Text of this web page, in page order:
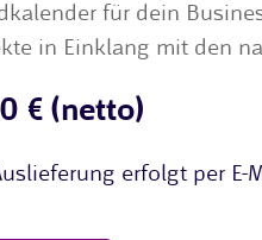
für dein
in Einklang mit den
€ (netto)
erfolgt per